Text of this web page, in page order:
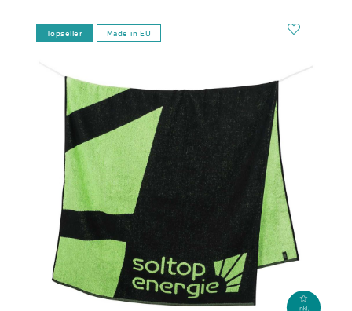
Topseller Made in EU